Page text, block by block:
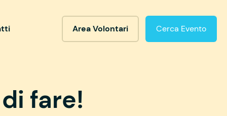
Area Volontari Cerca Evento
fare!